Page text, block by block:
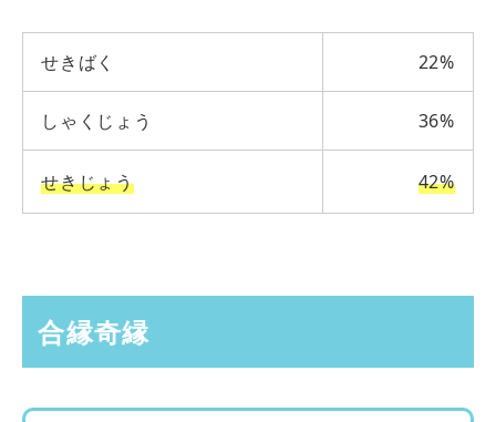
せきばく 22%
しゃくじょう 36%
せきじょう 42%
合縁奇縁